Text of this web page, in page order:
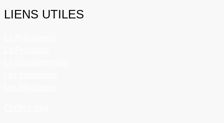
LIENS UTILES